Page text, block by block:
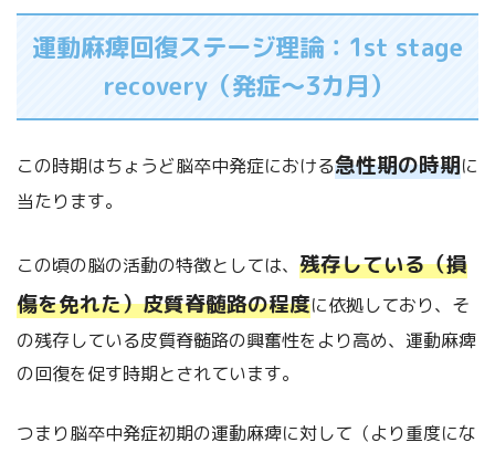
運動麻痺回復ステージ理論：1st stage
recovery（発症～3カ月）
この時期はちょうど脳卒中発症における急性期の時期に
当たります。
この頃の脳の活動の特徴としては、 残存している（損
傷を免れた）皮質脊髄路の程度に依拠しており、そ
の残存している皮質脊髄路の興奮性をより高め、運動麻痺
の回復を促す時期とされています。
つまり脳卒中発症初期の運動麻痺に対して（より重度にな